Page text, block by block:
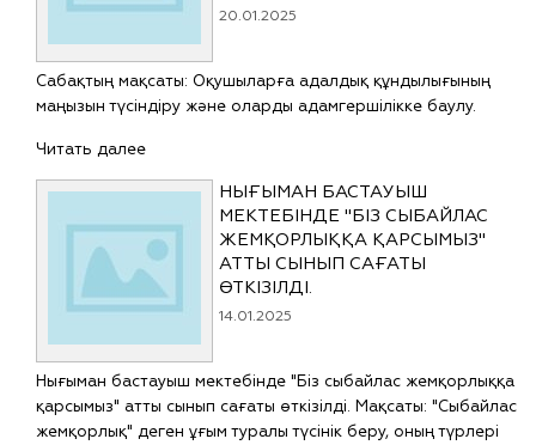
20.01.2025
Сабақтың мақсаты: Оқушыларға адалдық құндылығының
маңызын түсіндіру және оларды адамгершілікке баулу.
Читать далее
НЫҒЫМАН БАСТАУЫШ
МЕКТЕБІНДЕ "БІЗ СЫБАЙЛАС
ЖЕМҚОРЛЫҚҚА ҚАРСЫМЫЗ"
АТТЫ СЫНЫП САҒАТЫ
ӨТКІЗІЛДІ.
14.01.2025
Нығыман бастауыш мектебінде "Біз сыбайлас жемқорлыққа
қарсымыз" атты сынып сағаты өткізілді. Мақсаты: "Сыбайлас
жемқорлық" деген ұғым туралы түсінік беру, оның түрлері